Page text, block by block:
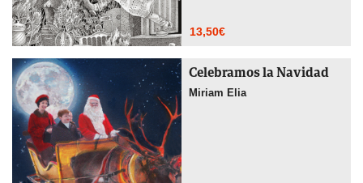
13,50€
Celebramos la Navidad
Miriam Elia